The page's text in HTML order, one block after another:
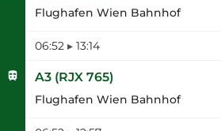
Flughafen Wien Bahnhof
06:52 ▸ 13:14
A3 (RJX 765)
Flughafen Wien Bahnhof